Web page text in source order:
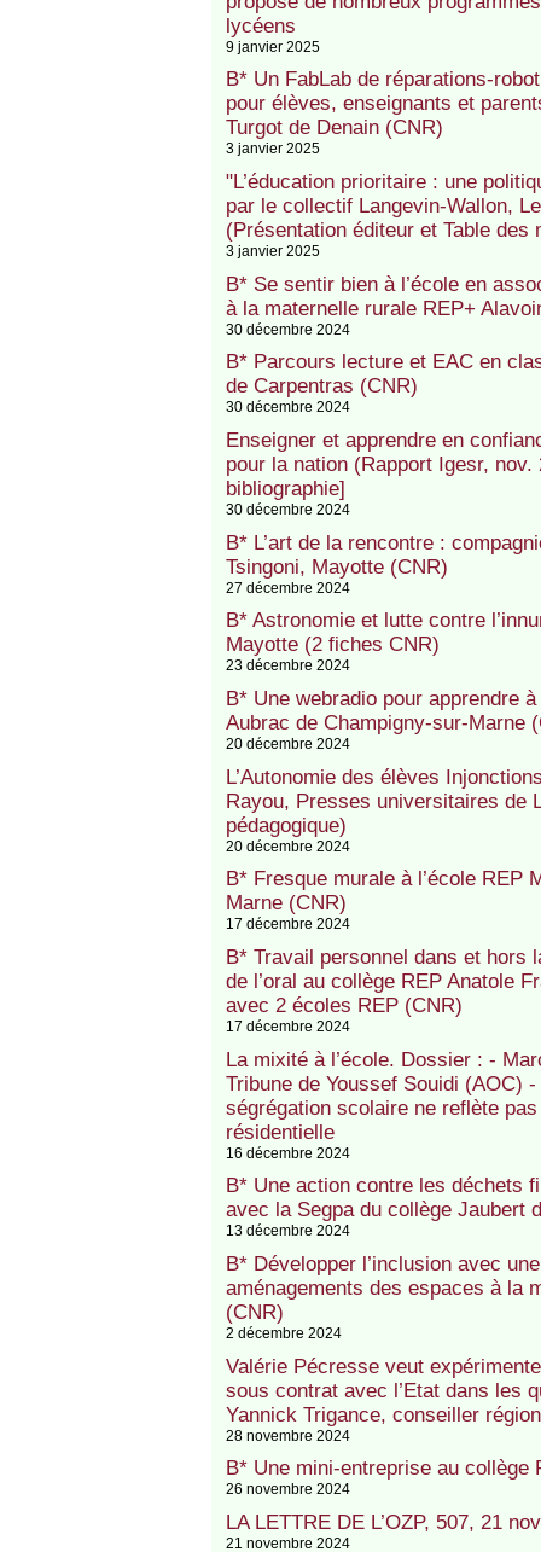
lycéens
9 janvier 2025
B* Un FabLab de réparations-
pour élèves, enseignants et
Turgot de Denain (CNR)
3 janvier 2025
"L’éducation prioritaire : une
par le collectif Langevin-Wallon,
(Présentation éditeur et Table des
3 janvier 2025
B* Se sentir bien à l’école en
à la maternelle rurale REP+
30 décembre 2024
B* Parcours lecture et EAC en
de Carpentras (CNR)
30 décembre 2024
Enseigner et apprendre en
pour la nation (Rapport Igesr,
bibliographie]
30 décembre 2024
B* L’art de la rencontre :
Tsingoni, Mayotte (CNR)
27 décembre 2024
B* Astronomie et lutte contre
Mayotte (2 fiches CNR)
23 décembre 2024
B* Une webradio pour apprendre
Aubrac de Champigny-sur-Marne
20 décembre 2024
L’Autonomie des élèves
Rayou, Presses universitaires de
pédagogique)
20 décembre 2024
B* Fresque murale à l’école REP
Marne (CNR)
17 décembre 2024
B* Travail personnel dans et
de l’oral au collège REP Anatole
avec 2 écoles REP (CNR)
17 décembre 2024
La mixité à l’école. Dossier : -
Tribune de Youssef Souidi (AOC)
ségrégation scolaire ne reflète
résidentielle
16 décembre 2024
B* Une action contre les déchets
avec la Segpa du collège Jaubert
13 décembre 2024
B* Développer l’inclusion avec
aménagements des espaces à la
(CNR)
2 décembre 2024
Valérie Pécresse veut
sous contrat avec l’Etat dans les
Yannick Trigance, conseiller
28 novembre 2024
B* Une mini-entreprise au collège
26 novembre 2024
LA LETTRE DE L’OZP, 507, 21
21 novembre 2024